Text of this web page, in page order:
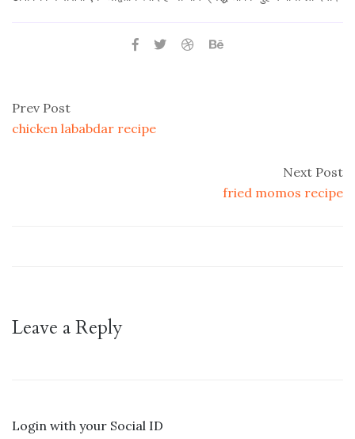
Prev Post
chicken lababdar recipe
Next Post
fried momos recipe
Leave a Reply
Login with your Social ID